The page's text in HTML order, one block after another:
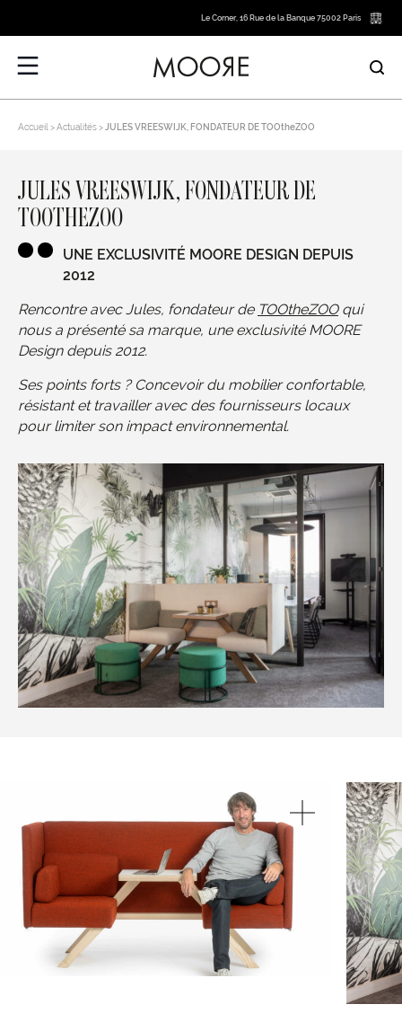
Le Corner, 16 Rue de la Banque 75002 Paris
Accueil Actualités JULES VREESWIJK, FONDATEUR DE TOOtheZOO
JULES VREESWIJK, FONDATEUR DE
TOOTHEZOO
UNE EXCLUSIVITÉ MOORE DESIGN DEPUIS
2012
Rencontre avec Jules, fondateur de TOOtheZOOqui
nous a présenté sa marque, une exclusivité MOORE
Design depuis 2012.
Ses points forts ? Concevoir du mobilier confortable,
résistant et travailler avec des fournisseurs locaux
pour limiter son impact environnemental.